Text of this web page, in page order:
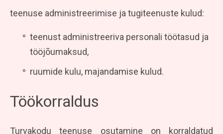
teenuse administreerimise ja tugiteenuste kulud:
teenust administreeriva personali töötasud ja
tööjõumaksud,
ruumide kulu, majandamise kulud.
Töökorraldus
Turvakodu teenuse osutamine on korraldatud